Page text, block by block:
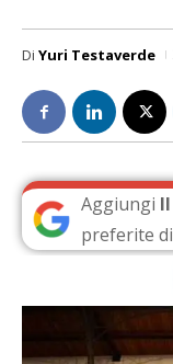
Di Yuri Testaverde
Aggiungi
preferite